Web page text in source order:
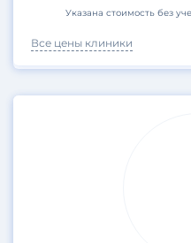
Все цены клиники
Указана стоимость без